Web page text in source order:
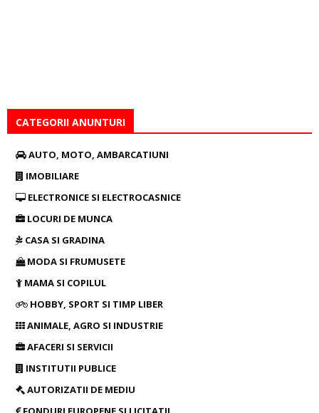
CATEGORII ANUNTURI
AUTO, MOTO, AMBARCATIUNI
IMOBILIARE
ELECTRONICE SI ELECTROCASNICE
LOCURI DE MUNCA
CASA SI GRADINA
MODA SI FRUMUSETE
MAMA SI COPILUL
HOBBY, SPORT SI TIMP LIBER
ANIMALE, AGRO SI INDUSTRIE
AFACERI SI SERVICII
INSTITUTII PUBLICE
AUTORIZATII DE MEDIU